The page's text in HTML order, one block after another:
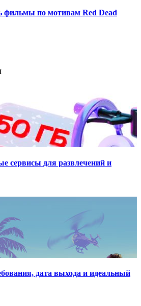
фильмы по мотивам Red Dead
сервисы для развлечений и
дата выхода и идеальный